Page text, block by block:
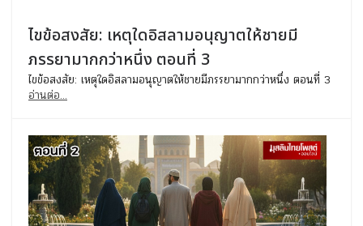
ไขข้อสงสัย: เหตุใดอิสลามอนุญาตให้ชายมี
ภรรยามากกว่าหนึ่ง ตอนที่ 3
ไขข้อสงสัย: เหตุใดอิสลามอนุญาตให้ชายมีภรรยามากกว่าหนึ่ง ตอนที่ 3
อ่านต่อ...